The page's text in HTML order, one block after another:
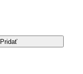
Pridať